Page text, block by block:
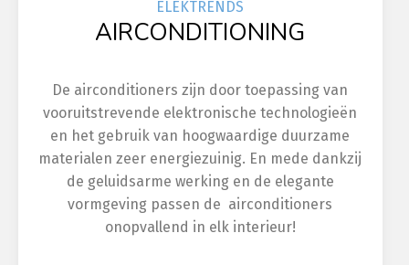
ELEKTRENDS
AIRCONDITIONING
De airconditioners zijn door toepassing van
vooruitstrevende elektronische technologieën
en het gebruik van hoogwaardige duurzame
materialen zeer energiezuinig. En mede dankzij
de geluidsarme werking en de elegante
vormgeving passen de airconditioners
onopvallend in elk interieur!